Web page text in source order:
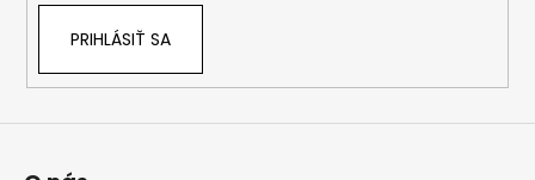
PRIHLÁSIŤ SA